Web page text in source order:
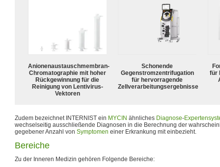
Anionenaustauschmembran-
Chromatographie mit hoher
Rückgewinnung für die
Reinigung von Lentivirus-
Vektoren
Schonende
Gegenstromzentrifugation
für hervorragende
Zellverarbeitungsergebnisse
für
Zudem bezeichnet INTERNIST ein MYCIN ähnliches Diagnose-
wechselseitig ausschließende Diagnosen in die Berechnung der
gegebener Anzahl von Symptomen einer Erkrankung mit einbezieht.
Bereiche
Zu der Inneren Medizin gehören Folgende Bereiche: